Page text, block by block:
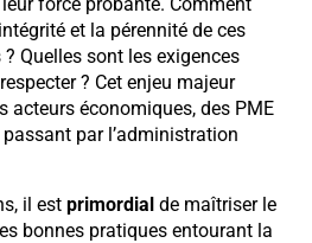
force probante. Comment
et la pérennité de ces
Quelles sont les exigences
? Cet enjeu majeur
acteurs économiques, des PME
par l’administration
il est primordial de maîtriser le
bonnes pratiques entourant la